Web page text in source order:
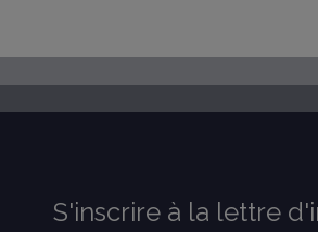
S'inscrire à la lettre